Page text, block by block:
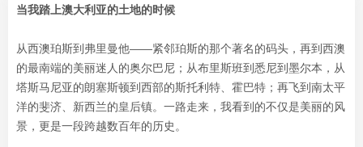
当我踏上澳大利亚的土地的时候
从西澳珀斯到弗里曼他——紧邻珀斯的那个著名的码头，再到西澳
的最南端的美丽迷人的奥尔巴尼；从布里斯班到悉尼到墨尔本，从
塔斯马尼亚的朗塞斯顿到西部的斯托利特、霍巴特；再飞到南太平
洋的斐济、新西兰的皇后镇。一路走来，我看到的不仅是美丽的风
景，更是一段跨越数百年的历史。